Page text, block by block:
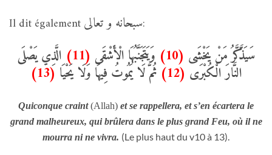
Il dit égalementسبحانه و تعالى:
سَيَذَّكَّرُ مَنْ يَخْشَى (10) وَيَتَجَنَّبُهَا الْأَشْقَى (11) الَّذِي يَصْلَى
النَّارَ الْكُبْرَى (12) ثُمَّ لَا يَمُوتُ فِيهَا وَلَا يَحْيَا (13)
Quiconque craint(Allah) et se rappellera, et s’en écartera le
grand malheureux, qui brûlera dans le plus grand Feu, où il ne
mourra ni ne vivra. (Le plus haut du v10 à 13).